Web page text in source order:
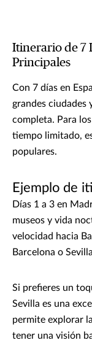
Itinerario de 7
Principales
Con 7 días en
grandes ciudades
completa. Para
tiempo limitado,
populares.
Ejemplo de
Días 1 a 3 en
museos y vida
velocidad hacia
Barcelona o
Si prefieres un
Sevilla es una
permite explorar
tener una visión